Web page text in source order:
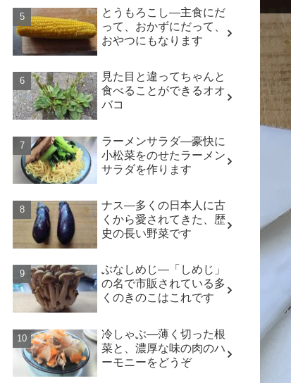
とうもろこし―主食にだ
って、おかずにだって、
おやつにもなります
見た目と違ってちゃんと
食べることができるオオ
バコ
ラーメンサラダ―豪快に
小松菜をのせたラーメン
サラダを作ります
ナス―多くの日本人に古
くから愛されてきた、歴
史の長い野菜です
ぶなしめじ―「しめじ」
の名で市販されている多
くのきのこはこれです
冷しゃぶ―薄く切った根
菜と、濃厚な味の肉のハ
ーモニーをどうぞ